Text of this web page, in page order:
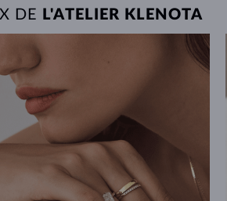
DE L'ATELIER KLENOTA